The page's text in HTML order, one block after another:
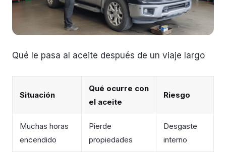
Qué le pasa al aceite después de un viaje largo
Situación
Qué ocurre con
el aceite
Riesgo
Muchas horas
encendido
Pierde
propiedades
Desgaste
interno